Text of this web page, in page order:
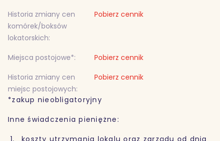
Historia zmiany cen
komórek/boksów
lokatorskich:
Pobierz cennik
Miejsca postojowe*:
Pobierz cennik
Historia zmiany cen
miejsc postojowych:
Pobierz cennik
*zakup nieobligatoryjny
Inne świadczenia pieniężne:
koszty utrzymania lokalu oraz zarządu od dnia